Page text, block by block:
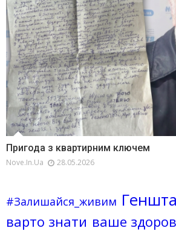
Пригода з квартирним ключем
Nove.in.ua 28.05.2026
#Залишайся_живим
варто знати ваше